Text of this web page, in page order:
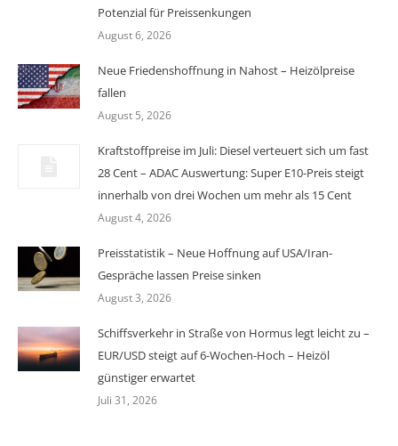
Potenzial für Preissenkungen
August 6, 2026
Neue Friedenshoffnung in Nahost – Heizölpreise
fallen
August 5, 2026
Kraftstoffpreise im Juli: Diesel verteuert sich um fast
28 Cent – ADAC Auswertung: Super E10-Preis steigt
innerhalb von drei Wochen um mehr als 15 Cent
August 4, 2026
Preisstatistik – Neue Hoffnung auf USA/Iran-
Gespräche lassen Preise sinken
August 3, 2026
Schiffsverkehr in Straße von Hormus legt leicht zu –
EUR/USD steigt auf 6-Wochen-Hoch – Heizöl
günstiger erwartet
Juli 31, 2026